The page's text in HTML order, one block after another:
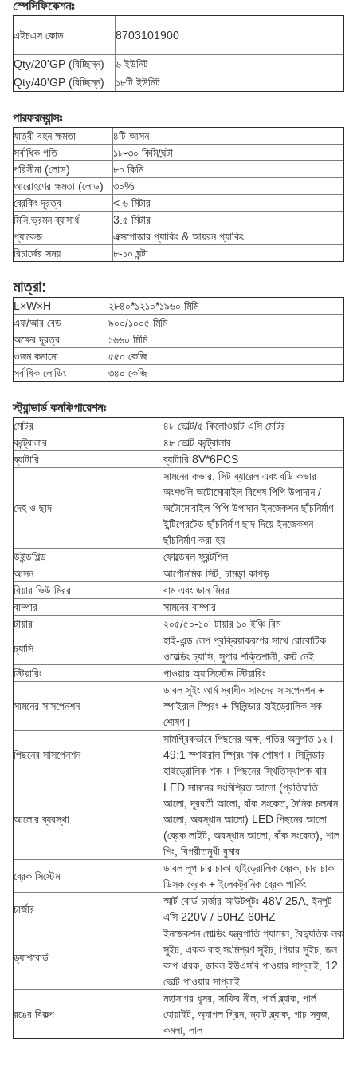
স্পেসিফিকেশনঃ
এইচএস কোড 8703101900
Qty/20'GP (বিচ্ছিন্ন)
৬ ইউনিট
Qty/40'GP (বিচ্ছিন্ন)
১৮টি ইউনিট
পারফরম্যান্সঃ
যাত্রী বহন ক্ষমতা
৪টি আসন
সর্বাধিক গতি
১৮-৩০ কিমি/ঘন্টা
পরিসীমা (লোড)
৮০ কিমি
আরোহণের ক্ষমতা (লোড)
৩০%
ব্রেকিং দূরত্ব
< ৬ মিটার
মিনি.ভ্রমন ব্যাসার্ধ
3.৫ মিটার
প্যাকেজ
এক্সপোজার প্যাকিং & আয়রন প্যাকিং
রিচার্জের সময়
৮-১০ ঘন্টা
মাত্রা:
L×W×H
২৮৪০*১২১০*১৯৬০ মিমি
এফ/আর বেড
৯০০/১০০৫ মিমি
অক্ষের দূরত্ব
১৬৬০ মিমি
ওজন কমানো
৫৫০ কেজি
সর্বাধিক লোডিং
৩৪০ কেজি
স্ট্যান্ডার্ড কনফিগারেশনঃ
মোটর
৪৮ ভোল্ট/৫ কিলোওয়াট এসি মোটর
কন্ট্রোলার
৪৮ ভোল্ট কন্ট্রোলার
ব্যাটারি
ব্যাটারি 8V*6PCS
দেহ ও ছাদ
সামনের কভার, সিট ব্যারেল এবং বডি কভার
অংশগুলি অটোমোবাইল বিশেষ পিপি উপাদান /
অটোমোবাইল পিপি উপাদান ইনজেকশন ছাঁচনির্মাণ
ইন্টিগ্রেটেড ছাঁচনির্মাণ ছাদ দিয়ে ইনজেকশন
ছাঁচনির্মাণ করা হয়
উইন্ডশিল্ড
ফোল্ডেবল ফ্রন্টশিল
আসন
আর্গোনমিক সিট, চামড়া কাপড়
রিয়ার ভিউ মিরর
বাম এবং ডান মিরর
বাম্পার
সামনের বাম্পার
টায়ার
২০৫/৫০-১০' টায়ার ১০ ইঞ্চি রিম
চ্যাসি
হাই-এন্ড লেপ প্রক্রিয়াকরণের সাথে রোবোটিক
ওয়েল্ডিং চ্যাসি, সুপার শক্তিশালী, রস্ট নেই
স্টিয়ারিং
পাওয়ার অ্যাসিস্টেড স্টিয়ারিং
সামনের সাসপেনশন
ডাবল সুইং আর্ম স্বাধীন সামনের সাসপেনশন +
স্পাইরাল স্প্রিং + সিলিন্ডার হাইড্রোলিক শক
শোষণ।
পিছনের সাসপেনশন
সামগ্রিকভাবে পিছনের অক্ষ, গতির অনুপাত ১২।
49:1 স্পাইরাল স্প্রিং শক শোষণ + সিলিন্ডার
হাইড্রোলিক শক + পিছনের স্থিতিস্থাপক বার
আলোর ব্যবস্থা
LED সামনের সংমিশ্রিত আলো (প্রতিঘাতি
আলো, দূরবর্তী আলো, বাঁক সংকেত, দৈনিক চলমান
আলো, অবস্থান আলো) LED পিছনের আলো
(ব্রেক লাইট, অবস্থান আলো, বাঁক সংকেত); শাল
শিং, বিপরীতমুখী বুমার
ব্রেক সিস্টেম
ডাবল লুপ চার চাকা হাইড্রোলিক ব্রেক, চার চাকা
ডিস্ক ব্রেক + ইলেকট্রনিক ব্রেক পার্কিং
চার্জার
স্মার্ট বোর্ড চার্জার আউটপুটঃ 48V 25A, ইনপুট
এসি 220V / 50HZ 60HZ
ড্যাশবোর্ড
ইনজেকশন মোল্ডিং যন্ত্রপাতি প্যানেল, বৈদ্যুতিক লক
সুইচ, একক বাহু সংমিশ্রণ সুইচ, গিয়ার সুইচ, জল
কাপ ধারক, ডাবল ইউএসবি পাওয়ার সাপ্লাই, 12
ভোল্ট পাওয়ার সাপ্লাই
রঙের বিকল্প
মহাসাগর ধূসর, সাফির নীল, পার্ল ব্ল্যাক, পার্ল
হোয়াইট, অ্যাপল গ্রিন, ম্যাট ব্ল্যাক, গাঢ় সবুজ,
কমলা, লাল